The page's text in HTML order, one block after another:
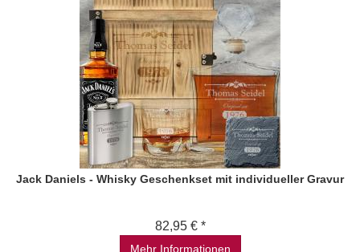
Jack Daniels - Whisky Geschenkset mit individueller Gravur
82,95 € *
Mehr Informationen